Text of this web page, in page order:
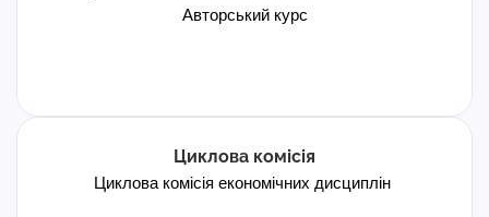
Авторський курс
Циклова комісія
Циклова комісія економічних дисциплін